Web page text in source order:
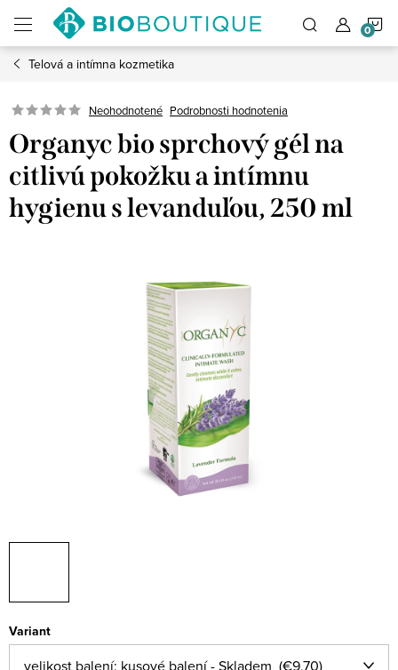
obsah
Telová a intímna kozmetika
Neohodnotené Podrobnosti hodnotenia
Organyc bio sprchový gél na
citlivú pokožku a intímnu
hygienu s levanduľou, 250 ml
Variant